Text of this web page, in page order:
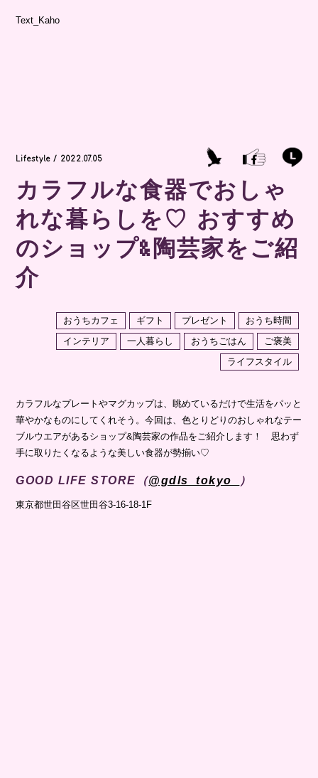
Text_Kaho
Lifestyle / 2022.07.05
カラフルな食器でおしゃ
れな暮らしを♡ おすすめ
のショップ&陶芸家をご紹
介
おうちカフェ ギフト プレゼント
おうち時間
インテリア
一人暮らし おうちごはん
ご褒美
ライフスタイル
カラフルなプレートやマグカップは、眺めているだけで生活をパッと
華やかなものにしてくれそう。今回は、色とりどりのおしゃれなテー
ブルウエアがあるショップ&陶芸家の作品をご紹介します！ 思わず
手に取りたくなるような美しい食器が勢揃い♡
GOOD LIFE STORE（@gdls_tokyo_ ）
東京都世田谷区世田谷3-16-18-1F